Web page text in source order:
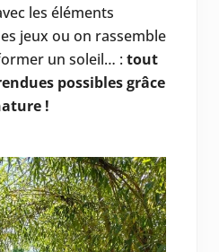
les éléments
jeux ou on rassemble
un soleil… : tout
possibles grâce
!